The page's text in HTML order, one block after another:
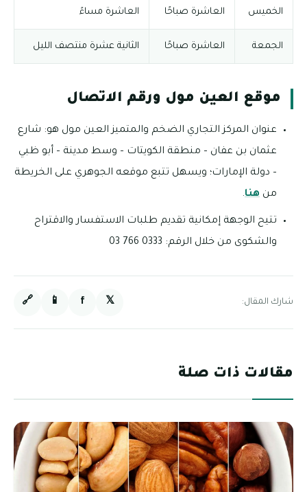
الخميس العاشرة صباحًا العاشرة مساءً
الجمعة العاشرة صباحًا الثانية عشرة منتصف الليل
موقع العين مول ورقم الاتصال
عنوان المركز التجاري الضخم والمتميز العين مول هو: شارع
عثمان بن عفان – منطقة الكويتات – وسط مدينة – أبو ظبي
– دولة الإمارات؛ ويسهل تتبع موقعه الجوهري على الخريطة
من هنا.
تتيح الوجهة إمكانية تقديم طلبات الاستفسار والاقتراح
والشكوى من خلال الرقم: 0333 766 03
شارك المقال: 𝕏
f
📱
🔗
مقالات ذات صلة